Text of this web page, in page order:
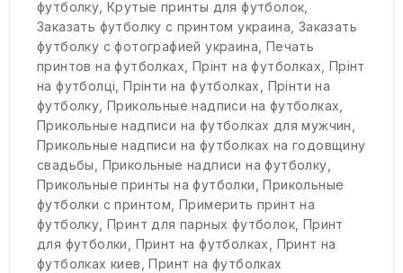
футболку,Крутые принты для футболок,
Заказать футболку с принтом украина, Заказать
футболку с фотографией украина, Печать
принтов на футболках, Прінт на футболках, Прінт
на футболці,Прінти на футболках, Прінти на
футболку,Прикольные надписи на футболках,
Прикольные надписи на футболках для мужчин,
Прикольные надписи на футболках на годовщину
свадьбы, Прикольные надписи на футболку,
Прикольные принты на футболки,Прикольные
футболки с принтом,Примерить принт на
футболку,Принт для парных футболок, Принт
для футболки, Принт на футболках, Принт на
футболках киев,Принт на футболках